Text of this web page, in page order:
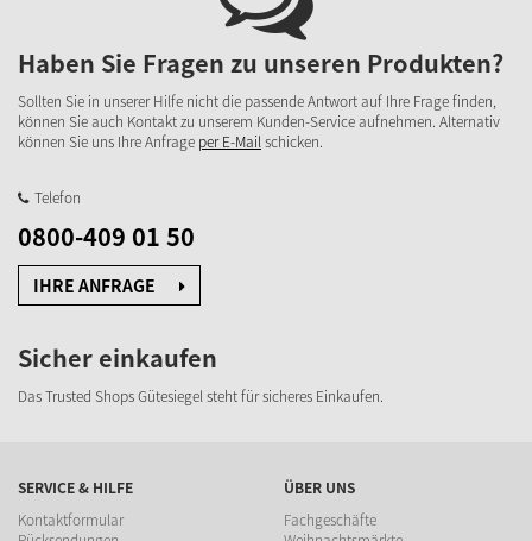
Haben Sie Fragen zu unseren Produkten?
Sollten Sie in unserer Hilfe nicht die passende Antwort auf Ihre Frage finden,
können Sie auch Kontakt zu unserem Kunden-Service aufnehmen. Alternativ
können Sie uns Ihre Anfrage per E-Mailschicken.
Telefon
0800-409 01 50
IHRE ANFRAGE
Sicher einkaufen
Das Trusted Shops Gütesiegel steht für sicheres Einkaufen.
SERVICE & HILFE
Kontaktformular
ÜBER UNS
Fachgeschäfte